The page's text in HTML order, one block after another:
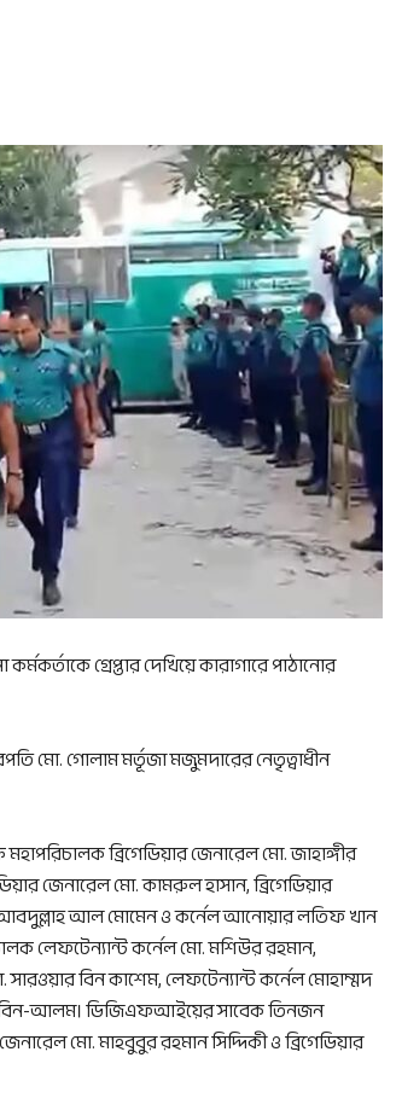
গ্রেপ্তার দেখিয়ে কারাগারে পাঠানোর
মো. গোলাম মর্তূজা মজুমদারের নেতৃত্বাধীন
ব্রিগেডিয়ার জেনারেল মো. জাহাঙ্গীর
জেনারেল মো. কামরুল হাসান, ব্রিগেডিয়ার
আল মোমেন ও কর্নেল আনোয়ার লতিফ খান
লেফটেন্যান্ট কর্নেল মো. মশিউর রহমান,
বিন কাশেম, লেফটেন্যান্ট কর্নেল মোহাম্মদ
বিন-আলম। ডিজিএফআইয়ের সাবেক তিনজন
মো. মাহবুবুর রহমান সিদ্দিকী ও ব্রিগেডিয়ার